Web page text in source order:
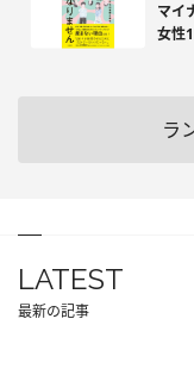
マイ
女性
ラ
LATEST
最新の記事